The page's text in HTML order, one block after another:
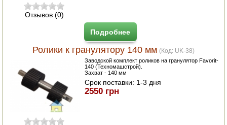
СУШИЛКИ ПРОДУКТОВ
ТОВАРЫ ДЛЯ ЗИМЫ
ДЛЯ ФЕРМЕРА
ОБОРУДОВАНИЕ ДЛЯ ПЧЕЛОВОДСТВА
ДОИЛЬНЫЕ АППАРАТЫ
Отзывов (0)
Подробнее
Ролики к гранулятору 140 мм (Код: UK-38)
Заводской комплект роликов на гранулятор Favorit-
140 (Техномашстрой).
Захват - 140 мм
Срок поставки: 1-3 дня
2550 грн